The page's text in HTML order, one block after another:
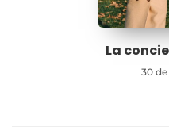
La
30